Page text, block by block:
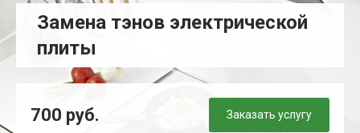
Замена тэнов электрической
плиты
700 руб. Заказать услугу